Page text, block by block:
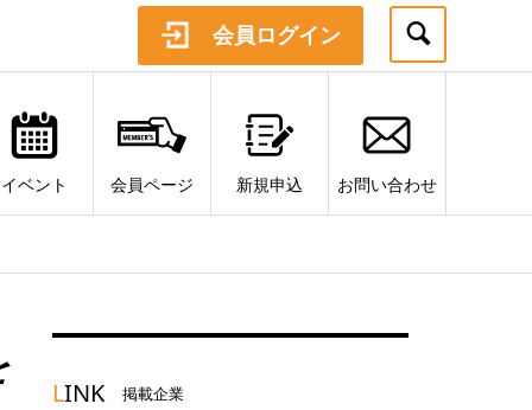
会員ログイン
イベント 会員ページ 新規申込 お問い合わせ
LINK 掲載企業